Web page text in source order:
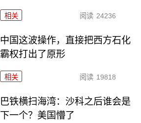
相关 阅读 24236
中国这波操作，直接把西方石化
霸权打出了原形
相关 阅读 19818
巴铁横扫海湾：沙科之后谁会是
下一个？美国懵了